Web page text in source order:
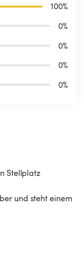
100%
0%
0%
0%
0%
Stellplatz
und steht einem